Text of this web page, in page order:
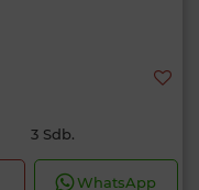
3 Sdb.
WhatsApp